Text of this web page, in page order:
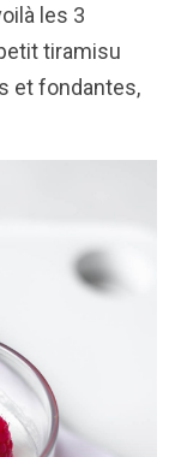
les 3
tiramisu
et fondantes,